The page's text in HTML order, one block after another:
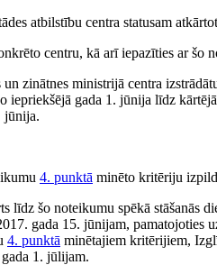
atbilstību centra statusam
centru, kā arī iepazīties ar šo
zinātnes ministrijā centra
gada 1. jūnija līdz
jūnija.
4. punktā minēto kritēriju
līdz šo noteikumu spēkā stāšanās
gada 15. jūnijam, pamatojoties
4. punktā minētajiem kritērijiem,
1. jūlijam.